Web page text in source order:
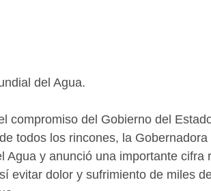
del Agua.
compromiso del Gobierno del
todos los rincones, la
Agua y anunció una importante cifra
evitar dolor y sufrimiento de miles